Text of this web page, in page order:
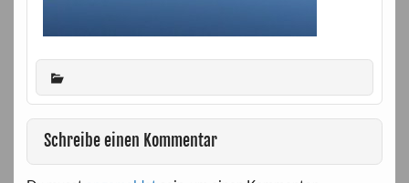
Schreibe einen Kommentar